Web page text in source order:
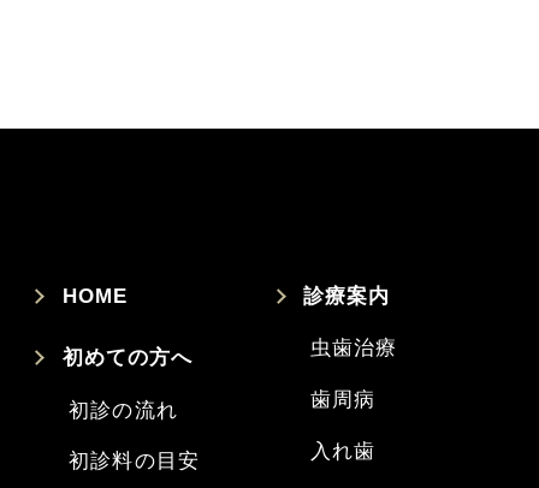
HOME
初めての方へ
初診の流れ
初診料の目安
診療案内
虫歯治療
歯周病
入れ歯